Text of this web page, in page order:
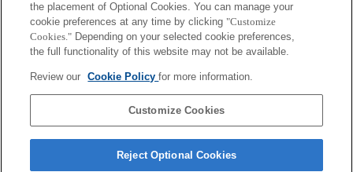
Alimentazione
Accessori
A seconda del paese o dell'area geografica, alcuni
prodotti visualizzati potrebbero non essere
the placement of Optional Cookies. You can manage your
cookie preferences at any time by clicking "Customize
Cookies." Depending on your selected cookie preferences,
the full functionality of this website may not be available.
Review our Cookie Policyfor more information.
Customize Cookies
Reject Optional Cookies